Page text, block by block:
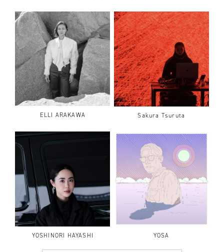
ELLI ARAKAWA Sakura Tsuruta
YOSHINORI HAYASHI YOSA